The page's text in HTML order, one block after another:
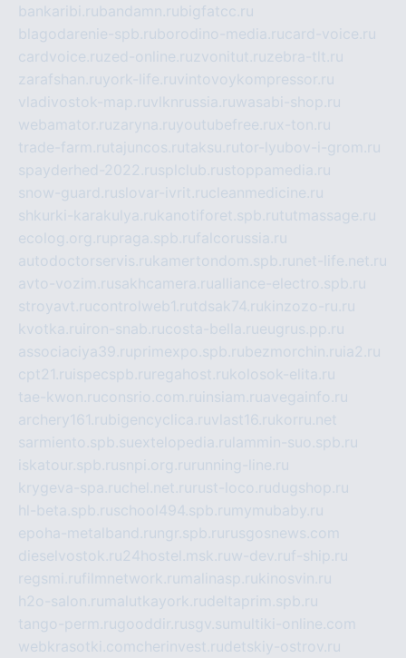
bankaribi.rubandamn.rubigfatcc.ru
blagodarenie-spb.ruborodino-media.rucard-voice.ru
cardvoice.ruzed-online.ruzvonitut.ruzebra-tlt.ru
zarafshan.ruyork-life.ruvintovoykompressor.ru
vladivostok-map.ruvlknrussia.ruwasabi-shop.ru
webamator.ruzaryna.ruyoutubefree.rux-ton.ru
trade-farm.rutajuncos.rutaksu.rutor-lyubov-i-grom.ru
spayderhed-2022.rusplclub.rustoppamedia.ru
snow-guard.ruslovar-ivrit.rucleanmedicine.ru
shkurki-karakulya.rukanotiforet.spb.rututmassage.ru
ecolog.org.rupraga.spb.rufalcorussia.ru
autodoctorservis.rukamertondom.spb.ru net-life.net.ru
avto-vozim.rusakhcamera.rualliance-electro.spb.ru
stroyavt.rucontrolweb1.rutdsak74.rukinzozo-ru.ru
kvotka.ru iron-snab.rucosta-bella.rueugrus.pp.ru
associaciya39.ruprimexpo.spb.rubezmorchin.ru ia2.ru
cpt21.ru ispecspb.ru regahost.rukolosok-elita.ru
tae-kwon.ruconsrio.com.ru insiam.ruavegainfo.ru
archery161.rubigencyclica.ruvlast16.rukorru.net
sarmiento.spb.suextelopedia.ru lammin-suo.spb.ru
iskatour.spb.rusnpi.org.ru running-line.ru
krygeva-spa.ruchel.net.ru rust-loco.rudugshop.ru
hl-beta.spb.ruschool494.spb.ru mymubaby.ru
epoha-metalband.ru ngr.spb.ru rusgosnews.com
dieselvostok.ru24hostel.msk.ruw-dev.ruf-ship.ru
regsmi.rufilmnetwork.ru malinasp.rukinosvin.ru
h2o-salon.ru malutkayork.rudeltaprim.spb.ru
tango-perm.rugooddir.rusgv.su multiki-online.com
webkrasotki.comcherinvest.rudetskiy-ostrov.ru